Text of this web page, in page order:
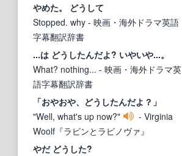
やめた。 どうして
Stopped. why - 映画・海外ドラマ英語
字幕翻訳辞書
...は どうしたんだよ? いやいや...。
What? nothing... - 映画・海外ドラマ英
語字幕翻訳辞書
「おやおや、どうしたんだよ？」
"Well, what's up now?"
- Virginia
Woolf『ラピンとラピノヴァ』
やだ どうした?